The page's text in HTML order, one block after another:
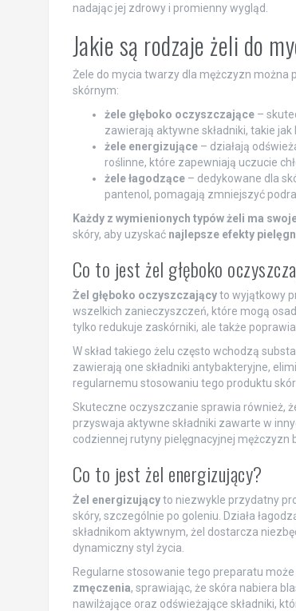
nadając jej zdrowy i promienny wygląd.
Jakie są rodzaje żeli do
Żele do mycia twarzy dla mężczyzn można
skórnym:
żele głęboko oczyszczające–
zawierają aktywne składniki, takie
żele energizujące– działają
roślinne, które zapewniają uczucie
żele łagodzące– dedykowane dla
pantenol, pomagają zmniejszyć
Każdy z wymienionych typów żeli ma
skóry, aby uzyskać najlepsze efekty
Co to jest żel głęboko
Żel głęboko oczyszczającyto wyjątkowy
wszelkich zanieczyszczeń, które mogą
tylko redukuje zaskórniki, ale także
W skład takiego żelu często wchodzą
zawierają one składniki antybakteryjne,
regularnemu stosowaniu tego produktu
Skuteczne oczyszczanie sprawia również,
przyswaja aktywne składniki zawarte w
codziennej rutyny pielęgnacyjnej mężczyzn
Co to jest żel energizujący?
Żel energizującyto niezwykle przydatny
skóry, szczególnie po goleniu. Działa
składnikom aktywnym, żel dostarcza
dynamiczny styl życia.
Regularne stosowanie tego preparatu
zmęczenia, sprawiając, że skóra nabiera
nawilżające oraz odświeżające składniki,